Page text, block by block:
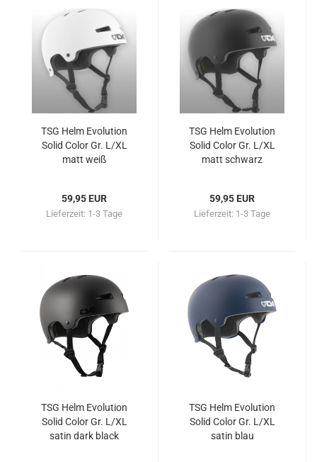
TSG Helm Evolution
Solid Color Gr. L/XL
matt weiß
59,95 EUR
Lieferzeit: 1-3 Tage
TSG Helm Evolution
Solid Color Gr. L/XL
matt schwarz
59,95 EUR
Lieferzeit: 1-3 Tage
TSG Helm Evolution
Solid Color Gr. L/XL
satin dark black
TSG Helm Evolution
Solid Color Gr. L/XL
satin blau